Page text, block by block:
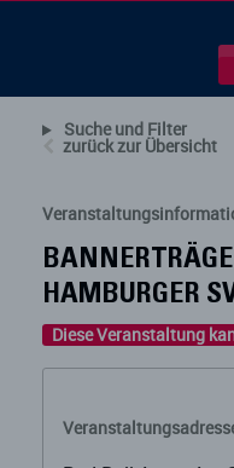
Suche und Filter
zurück zur Übersicht
HAMBURGER
Diese Veranstaltung